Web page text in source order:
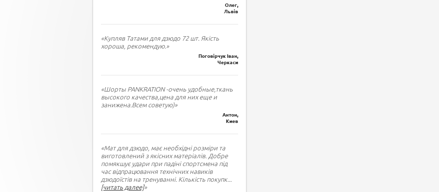
Олег,
Львів
«Купляв Татами для дзюдо 72 шт. Якість
хороша, рекомендую.»
Поговірчук Іван,
Черкаси
«Шорты PANKRATION -очень удобные,ткань
высокого качества,цена для них еще и
занижена.Всем советую)»
Антон,
Киев
«Мат для дзюдо, має необхідні розміри та
виготовлений з якісних матеріалів. Добре
помякшує удари при падіні спортсмена під
час відпрацювання технічних навиків
дзюдоїстів на тренуванні. Кількість покупк...
[читать далее]»